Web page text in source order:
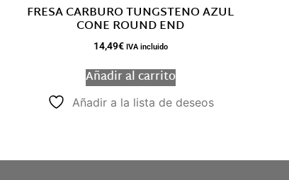
FRESA CARBURO TUNGSTENO AZUL
CONE ROUND END
14,49€ IVA incluido
Añadir al carrito
Añadir a la lista de deseos